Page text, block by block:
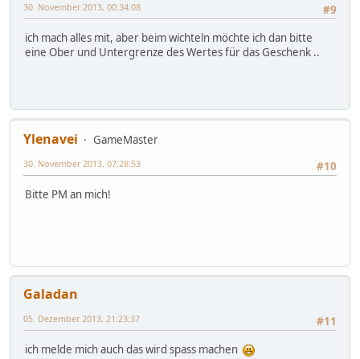
#9
30. November 2013, 00:34:08
ich mach alles mit, aber beim wichteln möchte ich dan bitte
eine Ober und Untergrenze des Wertes für das Geschenk ..
Ylenavei
GameMaster
#10
30. November 2013, 07:28:53
Bitte PM an mich!
Galadan
#11
05. Dezember 2013, 21:23:37
ich melde mich auch das wird spass machen